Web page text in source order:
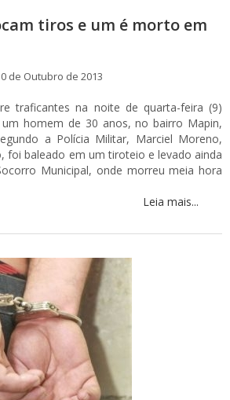
tiros e um é morto em
de Outubro de 2013
traficantes na noite de quarta-feira (9)
homem de 30 anos, no bairro Mapin,
a Polícia Militar, Marciel Moreno,
foi baleado em um tiroteio e levado ainda
Municipal, onde morreu meia hora
Leia mais...